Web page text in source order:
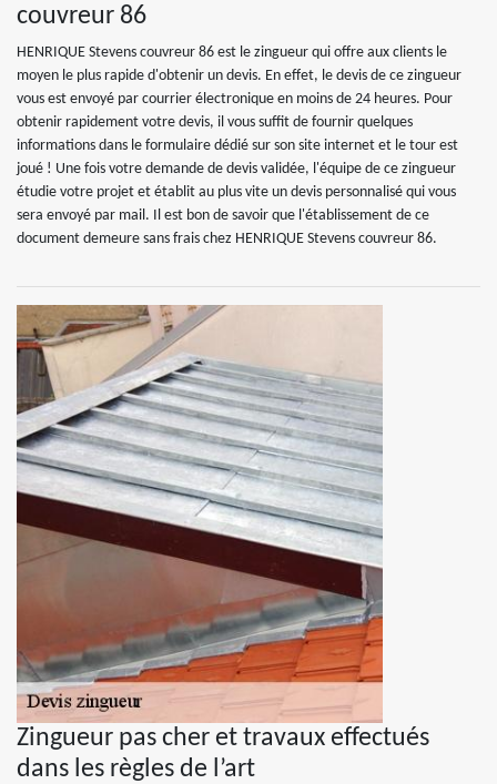
couvreur 86
HENRIQUE Stevens couvreur 86 est le zingueur qui offre aux clients le
moyen le plus rapide d'obtenir un devis. En effet, le devis de ce zingueur
vous est envoyé par courrier électronique en moins de 24 heures. Pour
obtenir rapidement votre devis, il vous suffit de fournir quelques
informations dans le formulaire dédié sur son site internet et le tour est
joué ! Une fois votre demande de devis validée, l'équipe de ce zingueur
étudie votre projet et établit au plus vite un devis personnalisé qui vous
sera envoyé par mail. Il est bon de savoir que l'établissement de ce
document demeure sans frais chez HENRIQUE Stevens couvreur 86.
Zingueur pas cher et travaux effectués
dans les règles de l’art